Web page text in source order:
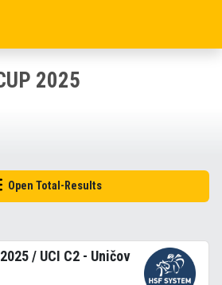
2025
Open Total-Results
/ UCI C2 - Uničov